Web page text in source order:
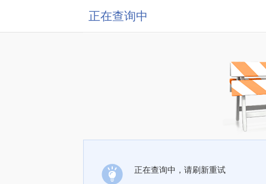
正在查询中
正在查询中，请刷新重试